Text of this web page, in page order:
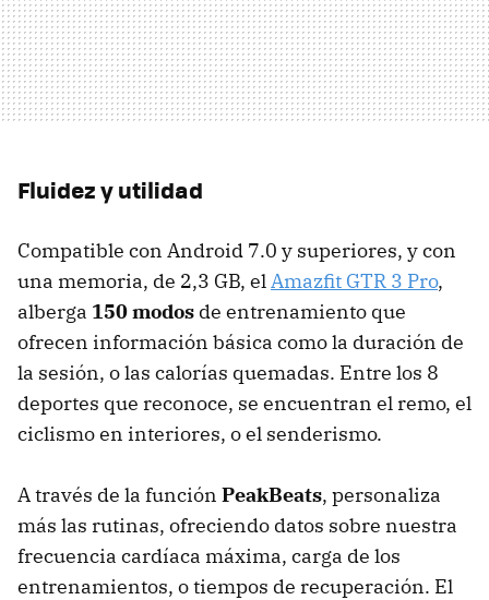
Fluidez y utilidad
Compatible con Android 7.0 y superiores, y con
una memoria, de 2,3 GB, elAmazfit GTR 3 Pro,
alberga 150 modos de entrenamiento que
ofrecen información básica como la duración de
la sesión, o las calorías quemadas. Entre los 8
deportes que reconoce, se encuentran el remo, el
ciclismo en interiores, o el senderismo.
A través de la función PeakBeats, personaliza
más las rutinas, ofreciendo datos sobre nuestra
frecuencia cardíaca máxima, carga de los
entrenamientos, o tiempos de recuperación. El